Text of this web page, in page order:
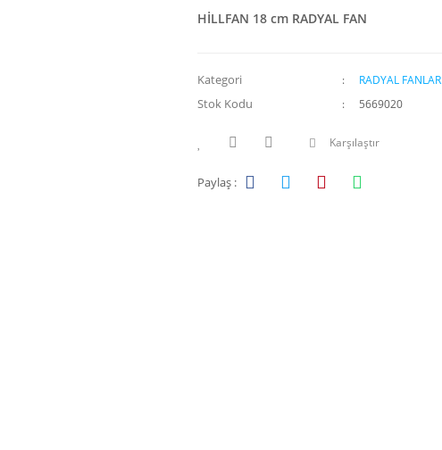
HİLLFAN 18 cm RADYAL FAN
Kategori RADYAL FANLAR
Stok Kodu 5669020
Karşılaştır
Paylaş :